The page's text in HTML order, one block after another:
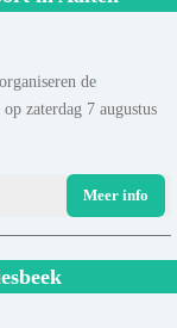
de
zaterdag 7 augustus
Meer info